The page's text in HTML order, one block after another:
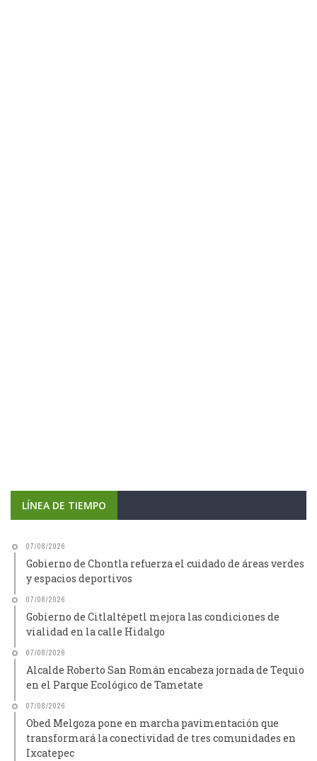
LÍNEA DE TIEMPO
07/08/2026
Gobierno de Chontla refuerza el cuidado de áreas verdes
y espacios deportivos
07/08/2026
Gobierno de Citlaltépetl mejora las condiciones de
vialidad en la calle Hidalgo
07/08/2026
Alcalde Roberto San Román encabeza jornada de Tequio
en el Parque Ecológico de Tametate
07/08/2026
Obed Melgoza pone en marcha pavimentación que
transformará la conectividad de tres comunidades en
Ixcatepec